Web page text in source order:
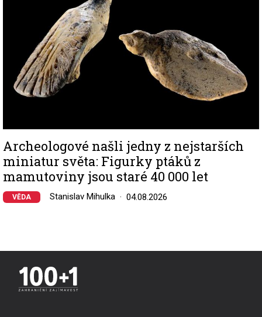
Archeologové našli jedny z nejstarších
miniatur světa: Figurky ptáků z
mamutoviny jsou staré 40 000 let
VĚDA Stanislav Mihulka 04.08.2026